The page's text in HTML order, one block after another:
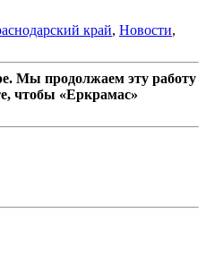
край, Новости,
Мы продолжаем эту работу
чтобы «Еркрамас»